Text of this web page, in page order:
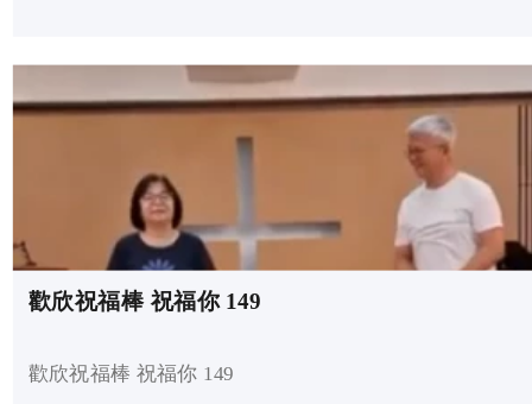
歡欣祝福棒 祝福你 149
歡欣祝福棒 祝福你 149